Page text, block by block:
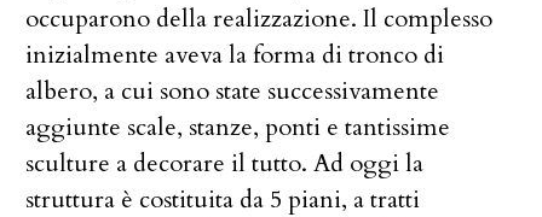
occuparono della realizzazione. Il complesso
inizialmente aveva la forma di tronco di
albero, a cui sono state successivamente
aggiunte scale, stanze, ponti e tantissime
sculture a decorare il tutto. Ad oggi la
struttura è costituita da 5 piani, a tratti